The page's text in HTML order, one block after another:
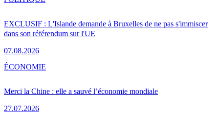
EXCLUSIF : L'Islande demande à Bruxelles de ne pas s'immiscer
dans son référendum sur l'UE
07.08.2026
Merci la Chine : elle a sauvé l’économie mondiale
27.07.2026
ÉCONOMIE